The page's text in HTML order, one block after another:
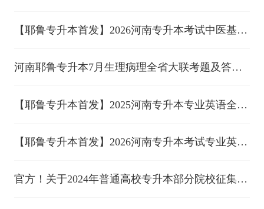
【耶鲁专升本首发】2026河南专升本考试中医基础
河南耶鲁专升本7月生理病理全省大联考题及答案
【耶鲁专升本首发】2025河南专升本专业英语全套
【耶鲁专升本首发】2026河南专升本考试专业英语
官方！关于2024年普通高校专升本部分院校征集志